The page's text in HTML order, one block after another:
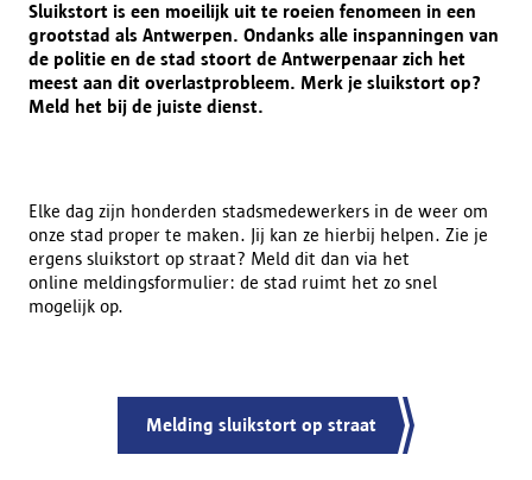
Sluikstort is een moeilijk uit te roeien fenomeen in een
grootstad als Antwerpen. Ondanks alle inspanningen van
de politie en de stad stoort de Antwerpenaar zich het
meest aan dit overlastprobleem. Merk je sluikstort op?
Meld het bij de juiste dienst.
Elke dag zijn honderden stadsmedewerkers in de weer om
onze stad proper te maken. Jij kan ze hierbij helpen. Zie je
ergens sluikstort op straat? Meld dit dan via het
online meldingsformulier: de stad ruimt het zo snel
mogelijk op.
Melding sluikstort op straat